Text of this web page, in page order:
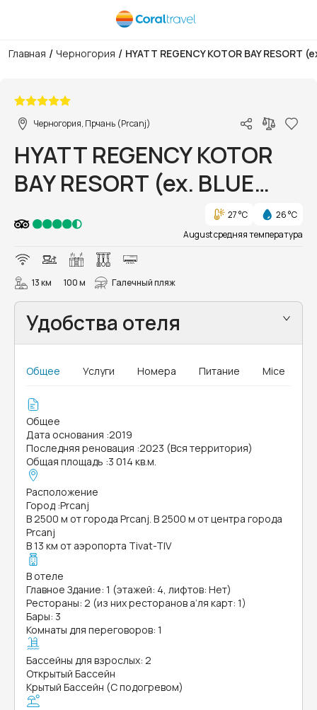
Главная / Черногория / HYATT REGENCY KOTOR BAY RESORT
Черногория, Прчань (Prcanj)
HYATT REGENCY KOTOR
BAY RESORT (ex. BLUE
KOTOR BAY )
27 °C
26 °C
August средняя температура
13 км 100 м Галечный пляж
Удобства отеля
Общее Услуги Номера Питание Mice
Общее
Дата основания :2019
Последняя реновация :2023 (Вся территория)
Общая площадь :3 014 кв.м.
Расположение
Город :Prcanj
В 2500 м от города Prcanj. В 2500 м от центра города
Prcanj
В 13 км от аэропорта Tivat-TIV
В отеле
Главное Здание: 1 (этажей: 4, лифтов: Нет)
Рестораны: 2 (из них ресторанов а’ля карт: 1)
Бары: 3
Комнаты для переговоров: 1
Бассейны для взрослых: 2
Открытый Бассейн
Крытый Бассейн (С подогревом)